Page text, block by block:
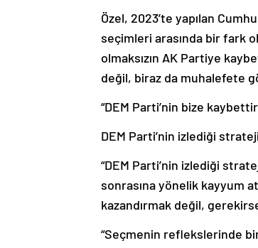
Özel, 2023’te yapılan
seçimleri arasında bir fark
olmaksızın AK Partiye
değil, biraz da muhalefete
“DEM Parti’nin bize
DEM Parti’nin izlediği
“DEM Parti’nin izlediği
sonrasına yönelik kayyum
kazandırmak değil,
“Seçmenin reflekslerinde